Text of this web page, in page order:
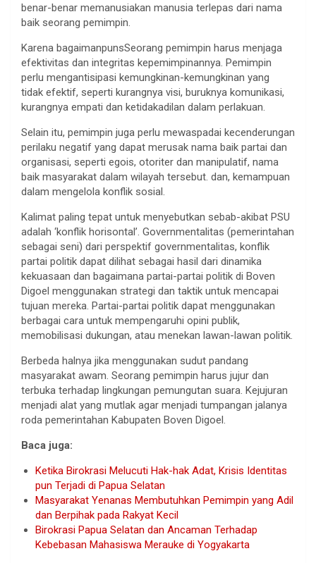
benar-benar memanusiakan manusia terlepas dari nama
baik seorang pemimpin.
Karena bagaimanpunsSeorang pemimpin harus menjaga
efektivitas dan integritas kepemimpinannya. Pemimpin
perlu mengantisipasi kemungkinan-kemungkinan yang
tidak efektif, seperti kurangnya visi, buruknya komunikasi,
kurangnya empati dan ketidakadilan dalam perlakuan.
Selain itu, pemimpin juga perlu mewaspadai kecenderungan
perilaku negatif yang dapat merusak nama baik partai dan
organisasi, seperti egois, otoriter dan manipulatif, nama
baik masyarakat dalam wilayah tersebut. dan, kemampuan
dalam mengelola konflik sosial.
Kalimat paling tepat untuk menyebutkan sebab-akibat PSU
adalah ‘konflik horisontal’. Governmentalitas (pemerintahan
sebagai seni) dari perspektif governmentalitas, konflik
partai politik dapat dilihat sebagai hasil dari dinamika
kekuasaan dan bagaimana partai-partai politik di Boven
Digoel menggunakan strategi dan taktik untuk mencapai
tujuan mereka. Partai-partai politik dapat menggunakan
berbagai cara untuk mempengaruhi opini publik,
memobilisasi dukungan, atau menekan lawan-lawan politik.
Berbeda halnya jika menggunakan sudut pandang
masyarakat awam. Seorang pemimpin harus jujur dan
terbuka terhadap lingkungan pemungutan suara. Kejujuran
menjadi alat yang mutlak agar menjadi tumpangan jalanya
roda pemerintahan Kabupaten Boven Digoel.
Baca juga:
Ketika Birokrasi Melucuti Hak-hak Adat, Krisis Identitas
pun Terjadi di Papua Selatan
Masyarakat Yenanas Membutuhkan Pemimpin yang Adil
dan Berpihak pada Rakyat Kecil
Birokrasi Papua Selatan dan Ancaman Terhadap
Kebebasan Mahasiswa Merauke di Yogyakarta